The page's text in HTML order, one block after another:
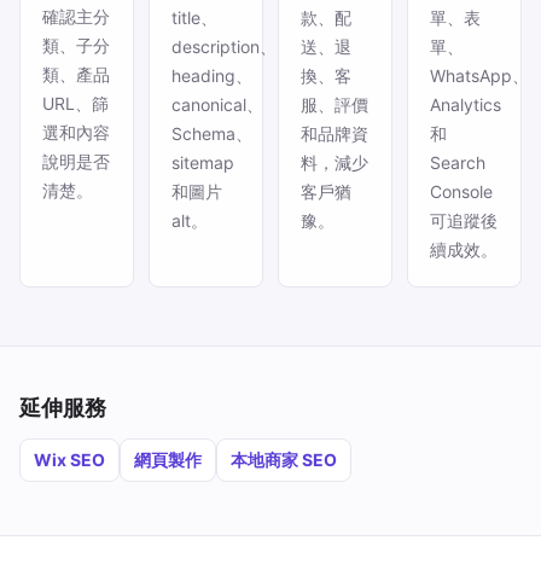
確認主分
類、子分
類、產品
URL、篩
選和內容
說明是否
清楚。
title、
description、
heading、
canonical、
Schema、
sitemap
和圖片
alt。
款、配
送、退
換、客
服、評價
和品牌資
料，減少
客戶猶
豫。
單、表
單、
WhatsApp、
Analytics
和
Search
Console
可追蹤後
續成效。
延伸服務
Wix SEO 網頁製作 本地商家 SEO